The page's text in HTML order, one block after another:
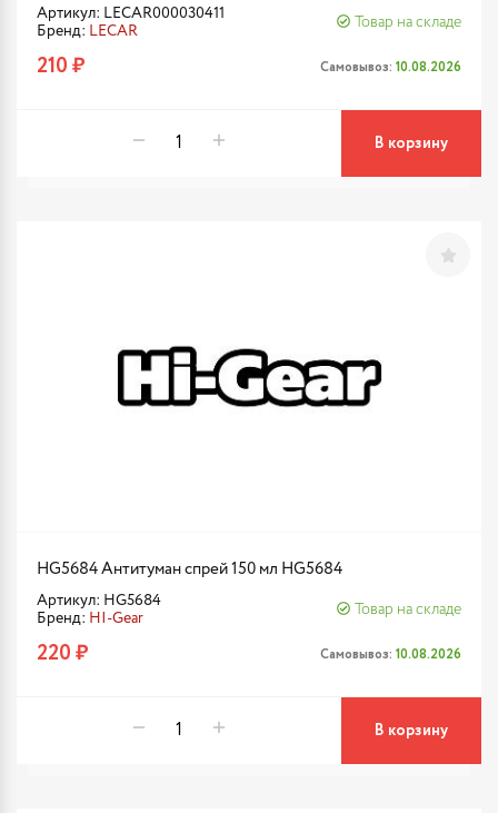
Артикул: LECAR000030411
Бренд: LECAR
Товар на складе
210 ₽ Самовывоз: 10.08.2026
В корзину
HG5684 Антитуман спрей 150 мл HG5684
Артикул: HG5684
Бренд: HI-Gear
Товар на складе
220 ₽ Самовывоз: 10.08.2026
В корзину